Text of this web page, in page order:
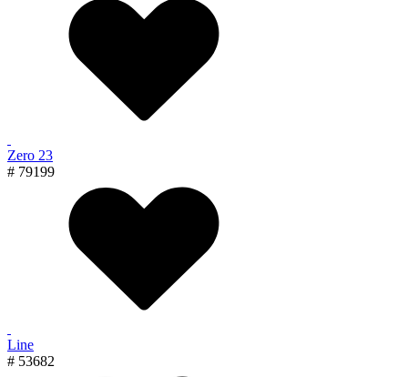
Zero 23
# 79199
Line
# 53682